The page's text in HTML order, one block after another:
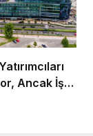
Ancak İş
Zorlu